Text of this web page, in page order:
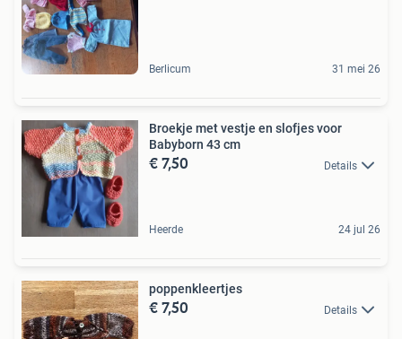
Berlicum 31 mei 26
Broekje met vestje en slofjes voor
Babyborn 43 cm
€ 7,50 Details
Heerde 24 jul 26
poppenkleertjes
€ 7,50 Details